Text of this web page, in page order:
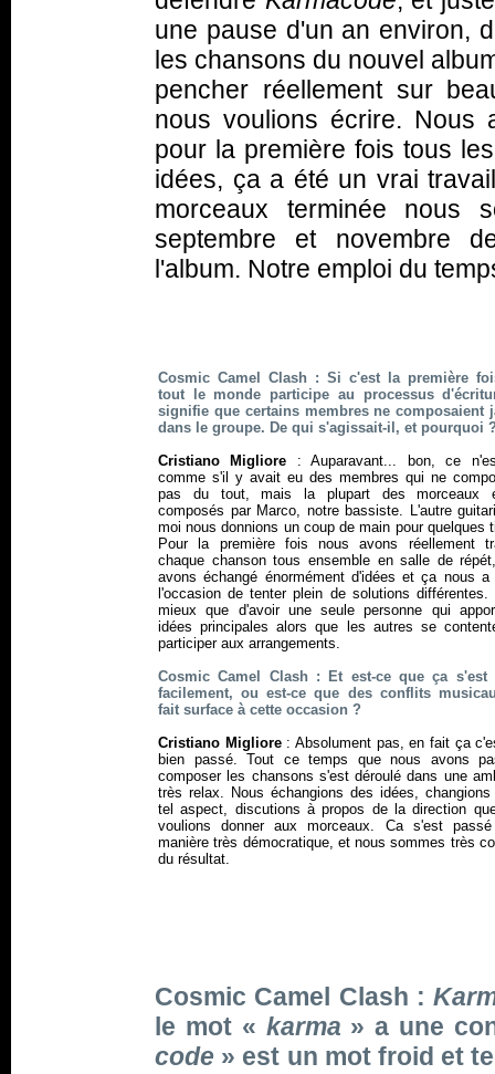
une pause d'un an environ,
les chansons du nouvel
pencher réellement sur
nous voulions écrire. Nous
pour la première fois tous
idées, ça a été un vrai
morceaux terminée nous
septembre et novembre
l'album. Notre emploi du
Cosmic Camel Clash : Si c'est la première
tout le monde participe au processus
signifie que certains membres ne composaient
dans le groupe. De qui s'agissait-il, et pourquoi
Cristiano Migliore : Auparavant... bon, ce
comme s'il y avait eu des membres qui ne
pas du tout, mais la plupart des morceaux
composés par Marco, notre bassiste. L'autre
moi nous donnions un coup de main pour quelques
Pour la première fois nous avons réellement
chaque chanson tous ensemble en salle de
avons échangé énormément d'idées et ça nous a
l'occasion de tenter plein de solutions différentes.
mieux que d'avoir une seule personne qui
idées principales alors que les autres se
participer aux arrangements.
Cosmic Camel Clash : Et est-ce que ça s'est
facilement, ou est-ce que des conflits
fait surface à cette occasion ?
Cristiano Migliore: Absolument pas, en fait ça
bien passé. Tout ce temps que nous avons
composer les chansons s'est déroulé dans une
très relax. Nous échangions des idées,
tel aspect, discutions à propos de la direction
voulions donner aux morceaux. Ca s'est passé
manière très démocratique, et nous sommes très
du résultat.
Cosmic Camel Clash :
le mot « karma » a une
code » est un mot froid et